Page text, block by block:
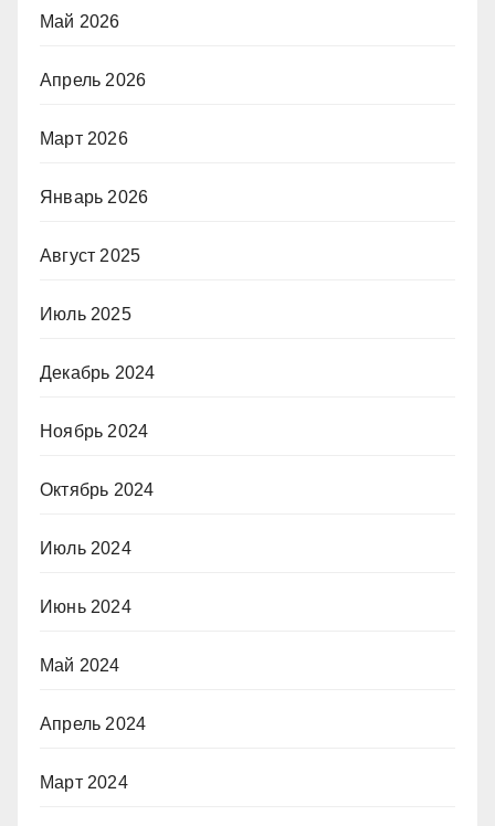
Май 2026
Апрель 2026
Март 2026
Январь 2026
Август 2025
Июль 2025
Декабрь 2024
Ноябрь 2024
Октябрь 2024
Июль 2024
Июнь 2024
Май 2024
Апрель 2024
Март 2024